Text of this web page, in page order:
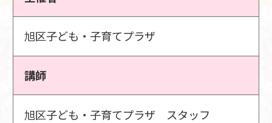
旭区子ども・子育てプラザ
講師
旭区子ども・子育てプラザ スタッフ